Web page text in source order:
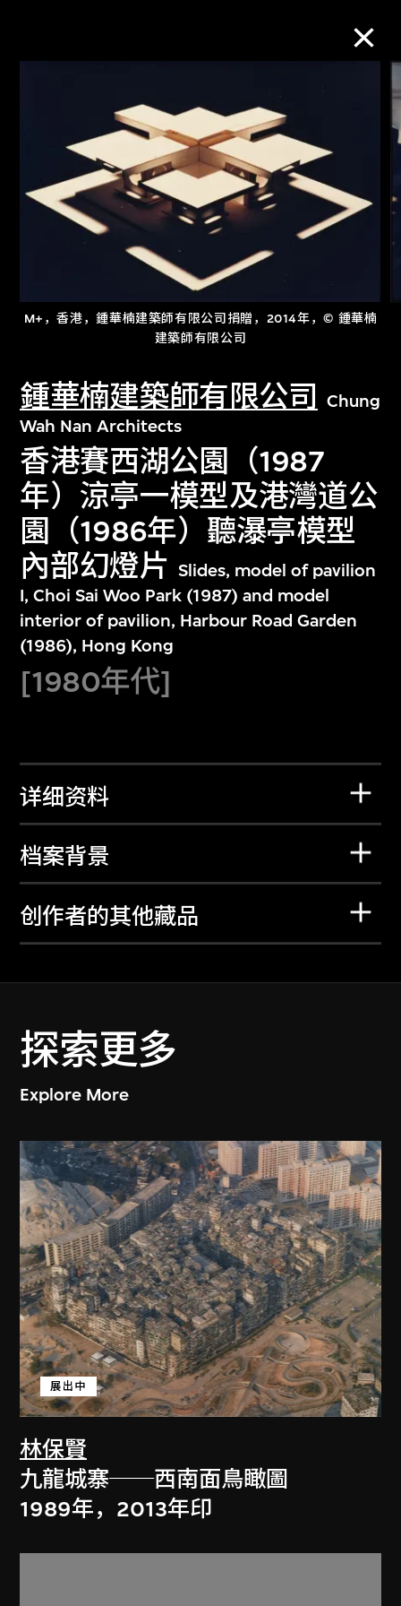
M+，香港，鍾華楠建築師有限公司捐贈，2014年，© 鍾華楠
建築師有限公司
鍾華楠建築師有限公司
Chung
Wah Nan Architects
香港賽西湖公園（1987
年）涼亭一模型及港灣道公
園（1986年）聽瀑亭模型
內部幻燈片 Slides, model of pavilion
I, Choi Sai Woo Park (1987) and model
interior of pavilion, Harbour Road Garden
(1986), Hong Kong
[1980年代]
详细资料
档案背景
创作者的其他藏品
探索更多
Explore More
林保賢
展出中
九龍城寨──西南面鳥瞰圖
1989年，2013年印
进一步筛选
探索世界顶级的二十及二十一世纪视觉